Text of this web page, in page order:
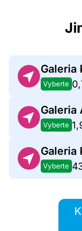
Galeria
Vyberte
Galeria
Vyberte
Vyberte